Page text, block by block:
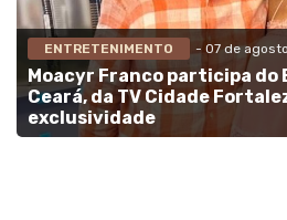
ENTRETENIMENTO - 07 de
Moacyr Franco participa do
Ceará, da TV Cidade
exclusividade